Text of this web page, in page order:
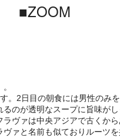
■ZOOM
。2日目の朝食には男性のみを
のが透明なスープに旨味がし
ヴァは中央アジアで古くから
ァと名前も似ておりルーツ